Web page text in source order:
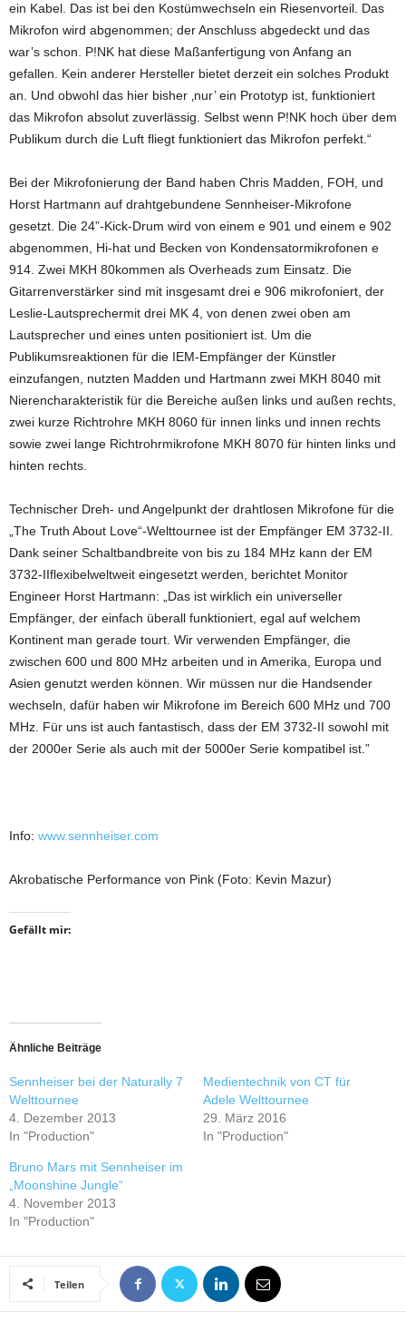
ein Kabel. Das ist bei den Kostümwechseln ein Riesenvorteil. Das
Mikrofon wird abgenommen; der Anschluss abgedeckt und das
war’s schon. P!NK hat diese Maßanfertigung von Anfang an
gefallen. Kein anderer Hersteller bietet derzeit ein solches Produkt
an. Und obwohl das hier bisher ‚nur’ ein Prototyp ist, funktioniert
das Mikrofon absolut zuverlässig. Selbst wenn P!NK hoch über dem
Publikum durch die Luft fliegt funktioniert das Mikrofon perfekt.“
Bei der Mikrofonierung der Band haben Chris Madden, FOH, und
Horst Hartmann auf drahtgebundene Sennheiser-Mikrofone
gesetzt. Die 24”-Kick-Drum wird von einem e 901 und einem e 902
abgenommen, Hi-hat und Becken von Kondensatormikrofonen e
914. Zwei MKH 80kommen als Overheads zum Einsatz. Die
Gitarrenverstärker sind mit insgesamt drei e 906 mikrofoniert, der
Leslie-Lautsprechermit drei MK 4, von denen zwei oben am
Lautsprecher und eines unten positioniert ist. Um die
Publikumsreaktionen für die IEM-Empfänger der Künstler
einzufangen, nutzten Madden und Hartmann zwei MKH 8040 mit
Nierencharakteristik für die Bereiche außen links und außen rechts,
zwei kurze Richtrohre MKH 8060 für innen links und innen rechts
sowie zwei lange Richtrohrmikrofone MKH 8070 für hinten links und
hinten rechts.
Technischer Dreh- und Angelpunkt der drahtlosen Mikrofone für die
„The Truth About Love“-Welttournee ist der Empfänger EM 3732-II.
Dank seiner Schaltbandbreite von bis zu 184 MHz kann der EM
3732-IIflexibelweltweit eingesetzt werden, berichtet Monitor
Engineer Horst Hartmann: „Das ist wirklich ein universeller
Empfänger, der einfach überall funktioniert, egal auf welchem
Kontinent man gerade tourt. Wir verwenden Empfänger, die
zwischen 600 und 800 MHz arbeiten und in Amerika, Europa und
Asien genutzt werden können. Wir müssen nur die Handsender
wechseln, dafür haben wir Mikrofone im Bereich 600 MHz und 700
MHz. Für uns ist auch fantastisch, dass der EM 3732-II sowohl mit
der 2000er Serie als auch mit der 5000er Serie kompatibel ist.”
Info: www.sennheiser.com
Akrobatische Performance von Pink (Foto: Kevin Mazur)
Gefällt mir:
Ähnliche Beiträge
Sennheiser bei der Naturally 7
Welttournee
4. Dezember 2013
In "Production"
Medientechnik von CT für
Adele Welttournee
29. März 2016
In "Production"
Bruno Mars mit Sennheiser im
„Moonshine Jungle“
4. November 2013
In "Production"
Teilen